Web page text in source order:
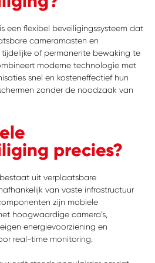
een flexibel beveiligingssysteem dat
cameramasten en
of permanente bewaking te
moderne technologie met
snel en kosteneffectief hun
zonder de noodzaak van
precies?
uit verplaatsbare
van vaste infrastructuur
zijn mobiele
hoogwaardige camera’s,
energievoorziening en
real-time monitoring.